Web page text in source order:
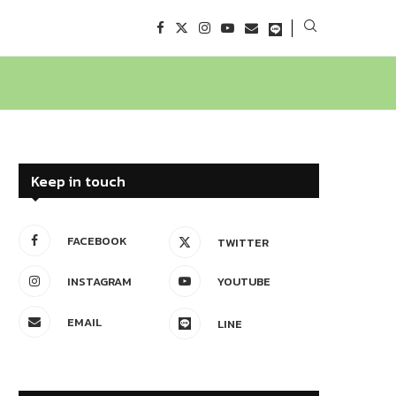
Keep in touch
FACEBOOK TWITTER
INSTAGRAM YOUTUBE
EMAIL LINE